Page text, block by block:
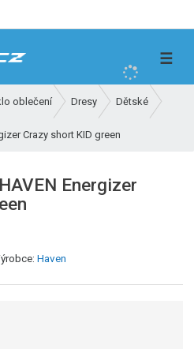
h
e
t
☰
oblečení Dresy Dětské
Crazy short KID green
Energizer
Haven